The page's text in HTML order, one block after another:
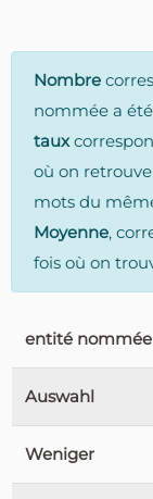
Nombre
nommée a
taux
où on
mots du
Moyenne,
fois où on
entité nommée
Auswahl
Weniger